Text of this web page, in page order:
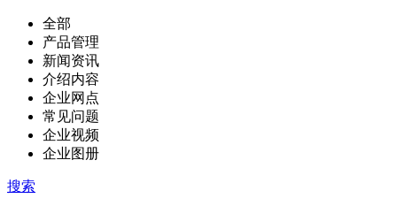
全部
产品管理
新闻资讯
介绍内容
企业网点
常见问题
企业视频
企业图册
搜索